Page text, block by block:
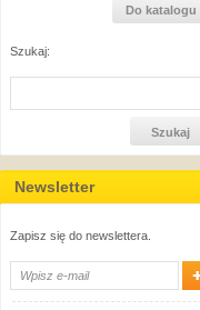
Szukaj:
Newsletter
Zapisz się do newslettera.